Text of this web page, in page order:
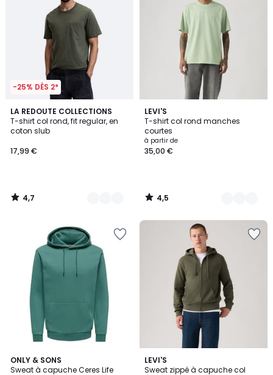
-25% DÈS 2*
LA REDOUTE COLLECTIONS
T-shirt col rond, fit regular, en
coton slub
17,99 €
4,7
/ 5
3
Couleurs
4,7
/
LEVI'S
T-shirt col rond manches
courtes
à partir de
35,00 €
4,5
/ 5
5
Couleurs
4,5
/
ONLY & SONS
Sweat à capuche Ceres Life
4,7
/ 5
3
LEVI'S
Sweat zippé à capuche col